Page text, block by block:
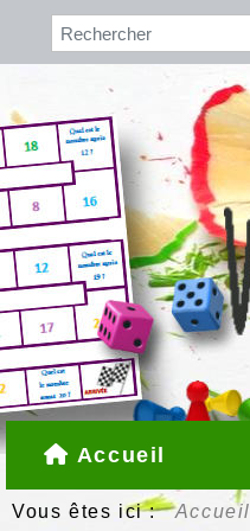
Accueil
Vous êtes ici :Accueil